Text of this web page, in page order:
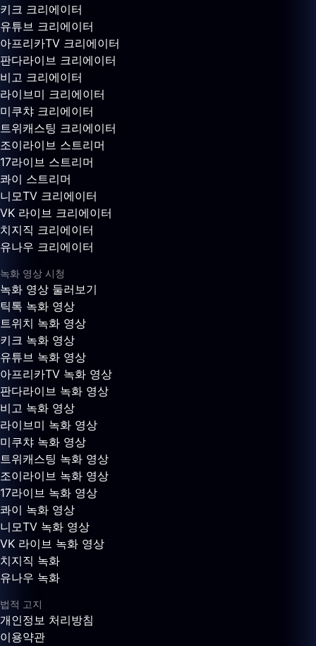
키크 크리에이터
유튜브 크리에이터
아프리카TV 크리에이터
판다라이브 크리에이터
비고 크리에이터
라이브미 크리에이터
미쿠챠 크리에이터
트위캐스팅 크리에이터
조이라이브 스트리머
17라이브 스트리머
콰이 스트리머
니모TV 크리에이터
VK 라이브 크리에이터
치지직 크리에이터
유나우 크리에이터
녹화 영상 시청
녹화 영상 둘러보기
틱톡 녹화 영상
트위치 녹화 영상
키크 녹화 영상
유튜브 녹화 영상
아프리카TV 녹화 영상
판다라이브 녹화 영상
비고 녹화 영상
라이브미 녹화 영상
미쿠챠 녹화 영상
트위캐스팅 녹화 영상
조이라이브 녹화 영상
17라이브 녹화 영상
콰이 녹화 영상
니모TV 녹화 영상
VK 라이브 녹화 영상
치지직 녹화
유나우 녹화
법적 고지
개인정보 처리방침
이용약관